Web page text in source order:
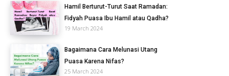
Hamil Berturut-Turut Saat Ramadan:
Fidyah Puasa Ibu Hamil atau Qadha?
19 March 2024
Bagaimana Cara Melunasi Utang
Puasa Karena Nifas?
25 March 2024